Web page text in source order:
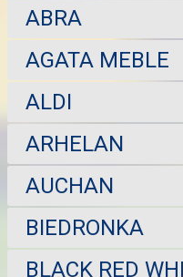
ABRA
AGATA MEBLE
ALDI
ARHELAN
AUCHAN
BIEDRONKA
BLACK RED